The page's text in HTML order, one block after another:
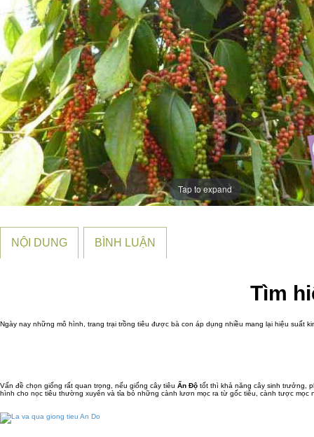
Tap to expand
NỘI DUNG BÌNH LUẬN
Tìm
Ngày nay những mô hình, trang trại trồng tiêu được bà con áp dụng nhiều mang lại hiệu suất
Vấn đề chọn giống rất quan trọng, nếu giống cây tiêu Ấn Độ tốt thì khả năng cây sinh trưởng,
hình cho nọc tiêu thường xuyên và tỉa bỏ những cành lươn mọc ra từ gốc tiêu, cành tược